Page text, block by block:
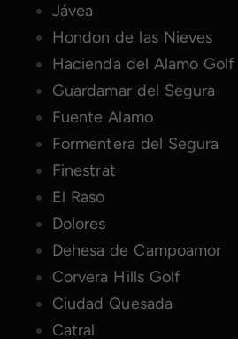
Jávea
Hondon de las Nieves
Hacienda del Alamo Golf
Guardamar del Segura
Fuente Alamo
Formentera del Segura
Finestrat
El Raso
Dolores
Dehesa de Campoamor
Corvera Hills Golf
Ciudad Quesada
Catral